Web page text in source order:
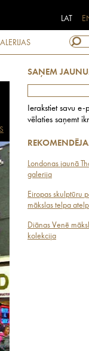
LAT
SAŅEM
Ierakstiet savu
vēlaties saņemt
Londonas jaunā
galerija
Eiropas skulptūru
mākslas telpa
Diānas Venē
kolekcija